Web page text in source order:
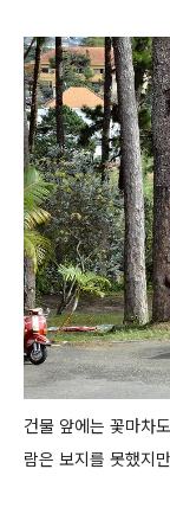
건물 앞에는 꽃마차
람은 보지를 못했지